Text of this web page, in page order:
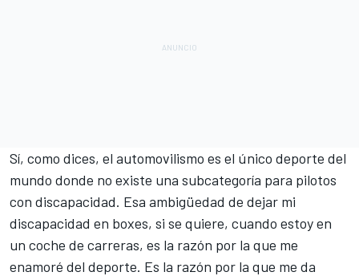
Sí, como dices, el automovilismo es el único deporte del
mundo donde no existe una subcategoría para pilotos
con discapacidad. Esa ambigüedad de dejar mi
discapacidad en boxes, si se quiere, cuando estoy en
un coche de carreras, es la razón por la que me
enamoré del deporte. Es la razón por la que me da